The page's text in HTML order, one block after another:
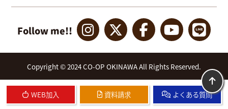
WEB加入 資料請求 よくある質問
Follow me!!
Copyright © 2024 CO-OP OKINAWA All Rights Reserved.